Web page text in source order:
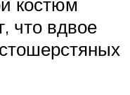
что вдвое